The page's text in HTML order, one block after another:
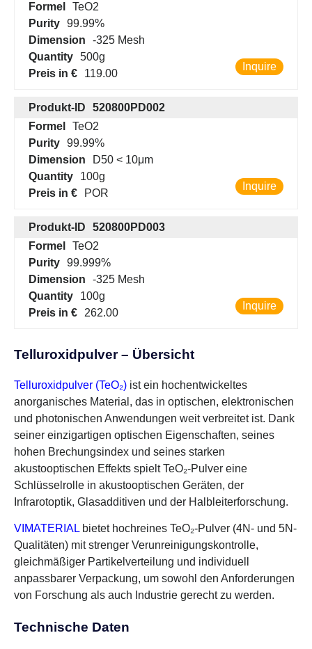
Formel
TeO2
Purity 99.99%
Dimension
-325 Mesh
Quantity 500g
Preis in €
119.00
Inquire
Produkt-ID
520800PD002
Formel
TeO2
Purity 99.99%
Dimension
D50 < 10μm
Quantity
100g
Preis in €
POR
Inquire
Produkt-ID
520800PD003
Formel
TeO2
Purity 99.999%
Dimension
-325 Mesh
Quantity
100g
Preis in €
262.00
Inquire
Telluroxidpulver – Übersicht
Telluroxidpulver (TeO₂) ist ein hochentwickeltes
anorganisches Material, das in optischen, elektronischen
und photonischen Anwendungen weit verbreitet ist. Dank
seiner einzigartigen optischen Eigenschaften, seines
hohen Brechungsindex und seines starken
akustooptischen Effekts spielt TeO₂-Pulver eine
Schlüsselrolle in akustooptischen Geräten, der
Infrarotoptik, Glasadditiven und der Halbleiterforschung.
VIMATERIAL bietet hochreines TeO₂-Pulver (4N- und 5N-
Qualitäten) mit strenger Verunreinigungskontrolle,
gleichmäßiger Partikelverteilung und individuell
anpassbarer Verpackung, um sowohl den Anforderungen
von Forschung als auch Industrie gerecht zu werden.
Technische Daten